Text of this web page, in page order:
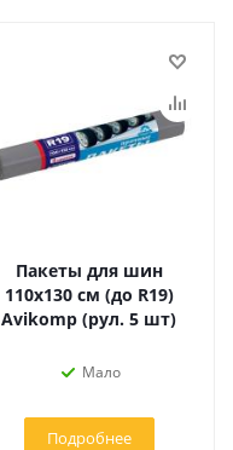
Пакеты для шин
110х130 см (до R19)
Avikomp (рул. 5 шт)
Мало
Подробнее